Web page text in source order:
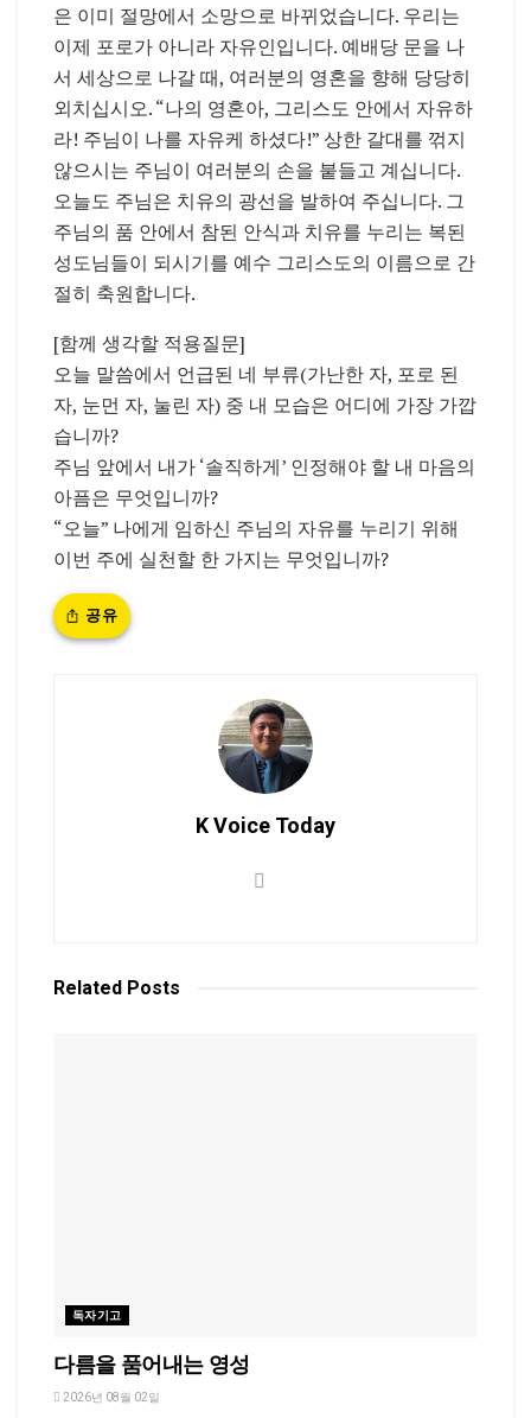
은 이미 절망에서 소망으로 바뀌었습니다. 우리는
이제 포로가 아니라 자유인입니다. 예배당 문을 나
서 세상으로 나갈 때, 여러분의 영혼을 향해 당당히
외치십시오. “나의 영혼아, 그리스도 안에서 자유하
라! 주님이 나를 자유케 하셨다!” 상한 갈대를 꺾지
않으시는 주님이 여러분의 손을 붙들고 계십니다.
오늘도 주님은 치유의 광선을 발하여 주십니다. 그
주님의 품 안에서 참된 안식과 치유를 누리는 복된
성도님들이 되시기를 예수 그리스도의 이름으로 간
절히 축원합니다.
[함께 생각할 적용질문]
오늘 말씀에서 언급된 네 부류(가난한 자, 포로 된
자, 눈먼 자, 눌린 자) 중 내 모습은 어디에 가장 가깝
습니까?
주님 앞에서 내가 ‘솔직하게’ 인정해야 할 내 마음의
아픔은 무엇입니까?
“오늘” 나에게 임하신 주님의 자유를 누리기 위해
이번 주에 실천할 한 가지는 무엇입니까?
공유
K Voice Today
Related Posts
독자기고
다름을 품어내는 영성
2026년 08월 02일